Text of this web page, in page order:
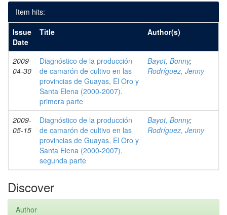
Item hits:
Issue
Date
Title Author(s)
2009-
04-30
Diagnóstico de la producción
de camarón de cultivo en las
provincias de Guayas, El Oro y
Santa Elena (2000-2007).
primera parte
Bayot, Bonny;
Rodríguez, Jenny
2009-
05-15
Diagnóstico de la producción
de camarón de cultivo en las
provincias de Guayas, El Oro y
Santa Elena (2000-2007).
segunda parte
Bayot, Bonny;
Rodríguez, Jenny
Discover
Author